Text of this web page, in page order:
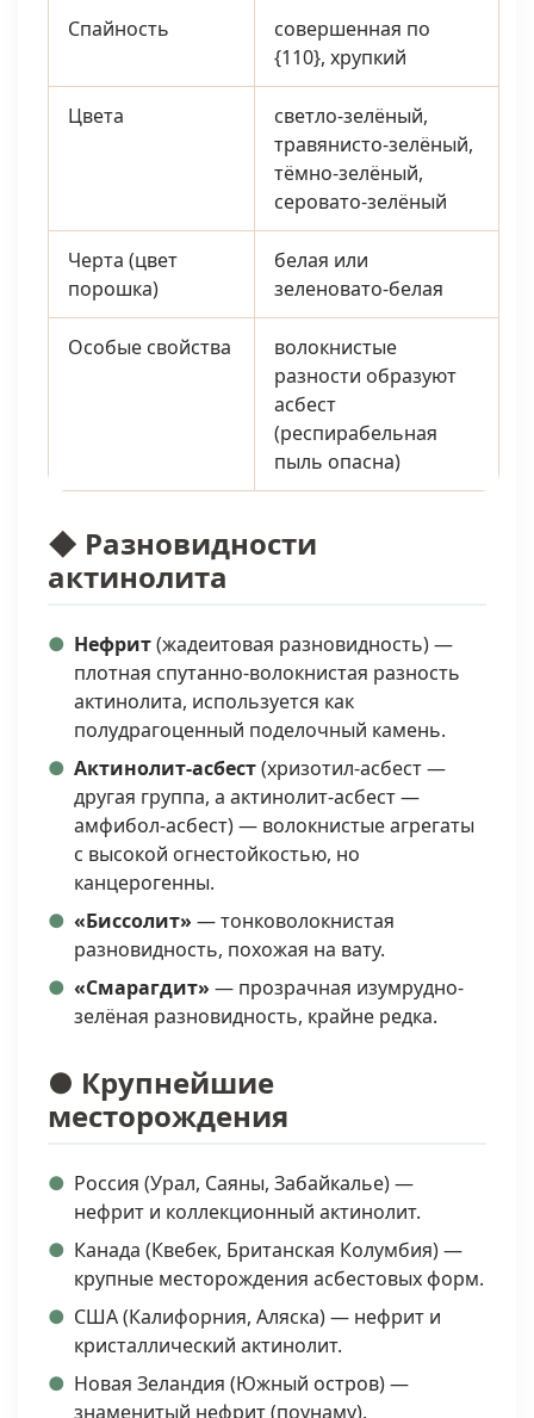
Спайность
совершенная по
{110}, хрупкий
Цвета
светло-зелёный,
травянисто-зелёный,
тёмно-зелёный,
серовато-зелёный
Черта (цвет
порошка)
белая или
зеленовато-белая
Особые свойства
волокнистые
разности образуют
асбест
(респирабельная
пыль опасна)
◆ Разновидности
актинолита
Нефрит(жадеитовая разновидность) —
плотная спутанно-волокнистая разность
актинолита, используется как
полудрагоценный поделочный камень.
Актинолит-асбест(хризотил-асбест —
другая группа, а актинолит-асбест —
амфибол-асбест) — волокнистые агрегаты
с высокой огнестойкостью, но
канцерогенны.
«Биссолит» — тонковолокнистая
разновидность, похожая на вату.
«Смарагдит» — прозрачная изумрудно-
зелёная разновидность, крайне редка.
● Крупнейшие
месторождения
Россия (Урал, Саяны, Забайкалье) —
нефрит и коллекционный актинолит.
Канада (Квебек, Британская Колумбия) —
крупные месторождения асбестовых форм.
США (Калифорния, Аляска) — нефрит и
кристаллический актинолит.
Новая Зеландия (Южный остров) —
знаменитый нефрит (поунаму).